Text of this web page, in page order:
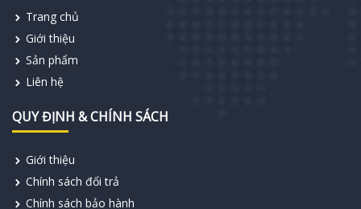
Trang chủ
Giới thiệu
Sản phẩm
Liên hệ
QUY ĐỊNH & CHÍNH SÁCH
Giới thiệu
Chính sách đổi trả
Chính sách bảo hành